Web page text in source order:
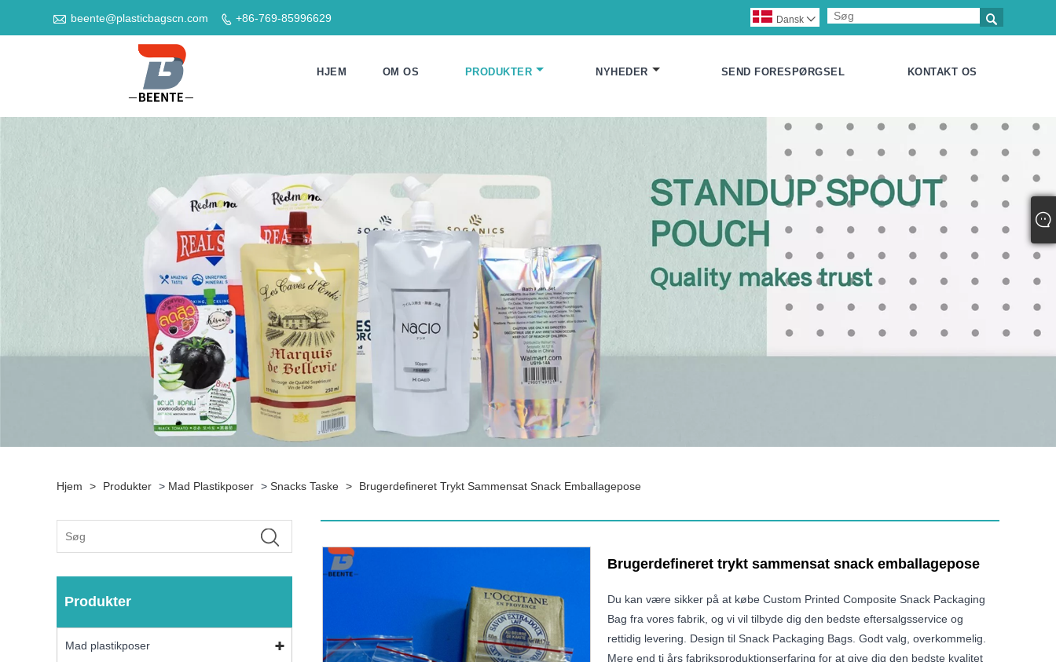
 beente@plasticbagscn.com  +86-769-85996629 
Dansk 
HJEM OM OS PRODUKTER NYHEDER SEND FORESPØRGSEL KONTAKT OS
Hjem > Produkter > Mad Plastikposer > Snacks Taske > Brugerdefineret Trykt Sammensat Snack Emballagepose
Produkter
Mad plastikposer
Brugerdefineret trykt sammensat snack emballagepose
Du kan være sikker på at købe Custom Printed Composite Snack Packaging
Bag fra vores fabrik, og vi vil tilbyde dig den bedste eftersalgsservice og
rettidig levering. Design til Snack Packaging Bags. Godt valg, overkommelig.
Mere end ti års fabriksproduktionserfaring for at give dig den bedste kvalitet